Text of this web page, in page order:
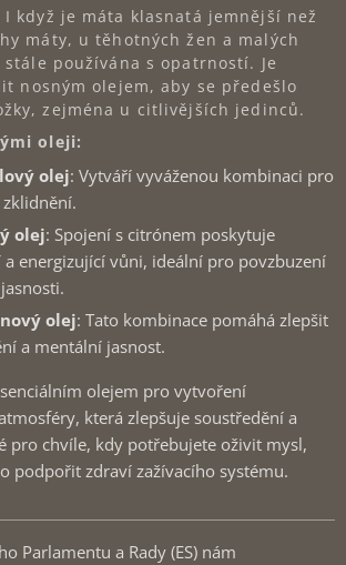
I když je máta klasnatá jemnější než
máty, u těhotných žen a malých
používána s opatrností. Je
nosným olejem, aby se předešlo
zejména u citlivějších jedinců.
oleji:
olej: Vytváří vyváženou kombinaci pro
olej: Spojení s citrónem poskytuje
a energizující vůni, ideální pro povzbuzení
olej: Tato kombinace pomáhá zlepšit
a mentální jasnost.
olejem pro vytvoření
která zlepšuje soustředění a
pro chvíle, kdy potřebujete oživit mysl,
podpořit zdraví zažívacího systému.
Parlamentu a Rady (ES) nám